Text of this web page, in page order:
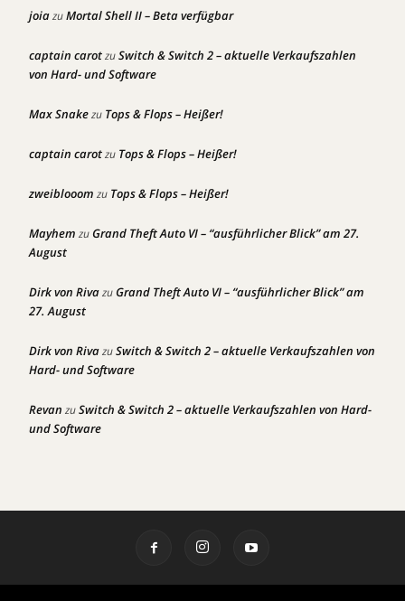
joiazuMortal Shell II – Beta verfügbar
captain carotzuSwitch & Switch 2 – aktuelle Verkaufszahlen
von Hard- und Software
Max Snakezu Tops & Flops – Heißer!
captain carotzu Tops & Flops – Heißer!
zweiblooom zu Tops & Flops – Heißer!
Mayhem zuGrand Theft Auto VI – “ausführlicher Blick” am 27.
August
Dirk von RivazuGrand Theft Auto VI – “ausführlicher Blick” am
27. August
Dirk von RivazuSwitch & Switch 2 – aktuelle Verkaufszahlen von
Hard- und Software
Revan zuSwitch & Switch 2 – aktuelle Verkaufszahlen von Hard-
und Software